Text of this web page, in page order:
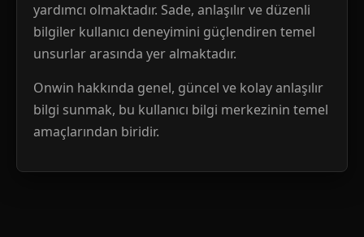
yardımcı olmaktadır. Sade, anlaşılır ve düzenli
bilgiler kullanıcı deneyimini güçlendiren temel
unsurlar arasında yer almaktadır.
Onwin hakkında genel, güncel ve kolay anlaşılır
bilgi sunmak, bu kullanıcı bilgi merkezinin temel
amaçlarından biridir.